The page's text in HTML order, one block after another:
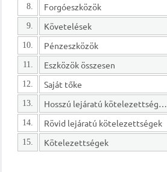
8. Forgóeszközök
9. Követelések
10. Pénzeszközök
11. Eszközök összesen
12. Saját tőke
13. Hosszú lejáratú kötelezettségek
14. Rövid lejáratú kötelezettségek
15. Kötelezettségek